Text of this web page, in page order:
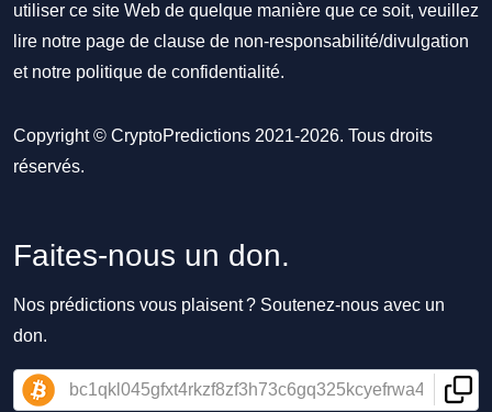
utiliser ce site Web de quelque manière que ce soit, veuillez
lire notre page de clause de non-responsabilité/divulgation
et notre politique de confidentialité.
Copyright © CryptoPredictions 2021-2026. Tous droits
réservés.
Faites-nous un don.
Nos prédictions vous plaisent ? Soutenez-nous avec un
don.